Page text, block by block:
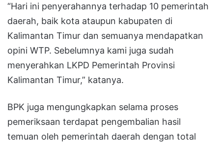
“Hari ini penyerahannya terhadap 10 pemerintah
daerah, baik kota ataupun kabupaten di
Kalimantan Timur dan semuanya mendapatkan
opini WTP. Sebelumnya kami juga sudah
menyerahkan LKPD Pemerintah Provinsi
Kalimantan Timur,” katanya.
BPK juga mengungkapkan selama proses
pemeriksaan terdapat pengembalian hasil
temuan oleh pemerintah daerah dengan total